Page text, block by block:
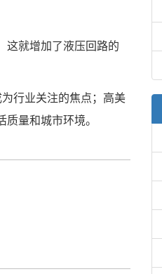
这就增加了液压回路的
行业关注的焦点；高美
量和城市环境。